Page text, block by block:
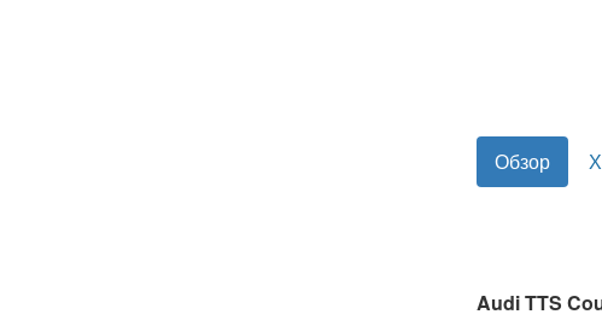
Обзор
Audi TTS